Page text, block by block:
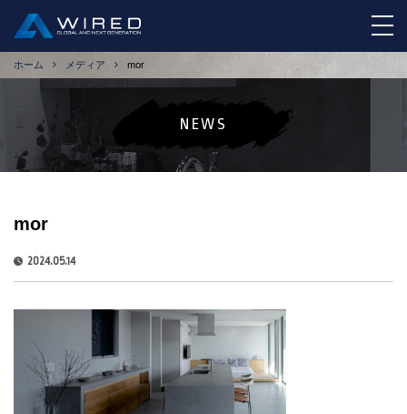
ホーム メディア mor
NEWS
mor
2024.05.14